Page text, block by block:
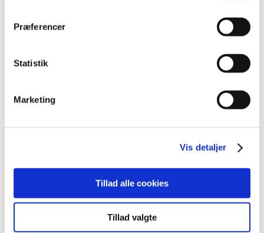
Præferencer
Statistik
Marketing
Vis detaljer
Tillad alle cookies
Tillad valgte
2017 (167)
2012 (44)
september (7)
juli (5)